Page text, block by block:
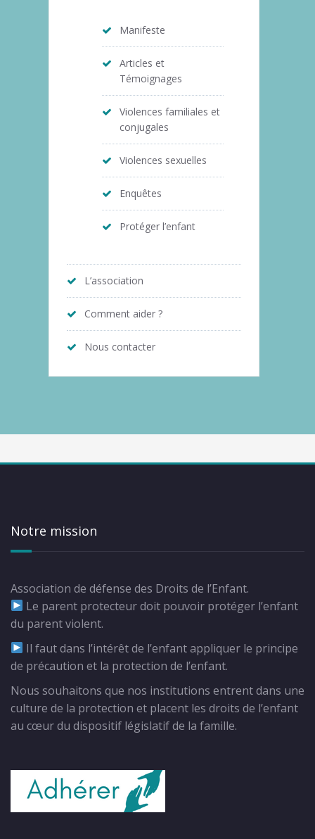
Manifeste
Articles et
Témoignages
Violences familiales et
conjugales
Violences sexuelles
Enquêtes
Protéger l’enfant
L’association
Comment aider ?
Nous contacter
Notre mission
Association de défense des Droits de l’Enfant.
Le parent protecteur doit pouvoir protéger l’enfant
du parent violent.
Il faut dans l’intérêt de l’enfant appliquer le principe
de précaution et la protection de l’enfant.
Nous souhaitons que nos institutions entrent dans une
culture de la protection et placent les droits de l’enfant
au cœur du dispositif législatif de la famille.